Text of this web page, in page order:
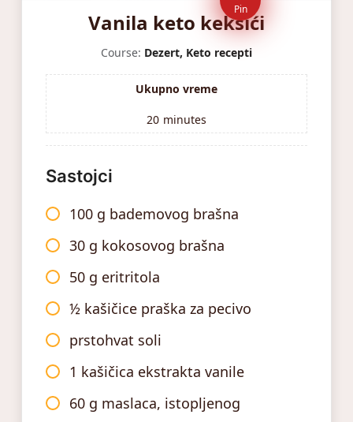
Pin
Vanila keto keksići
Course: Dezert, Keto recepti
Ukupno vreme
20 minutes
Sastojci
100 g bademovog brašna
30 g kokosovog brašna
50 g eritritola
½ kašičice praška za pecivo
prstohvat soli
1 kašičica ekstrakta vanile
60 g maslaca, istopljenog